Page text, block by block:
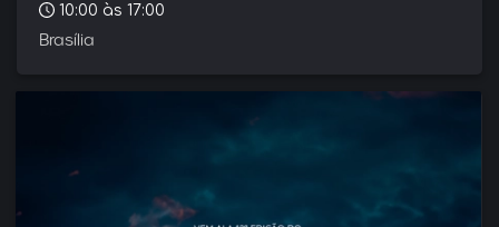
10:00 às 17:00
Brasília